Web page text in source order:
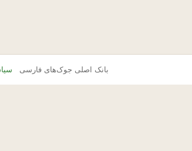
© ۲۰۲۵ FarsiJokes.com — بانک اصلی جوک‌های فارسی